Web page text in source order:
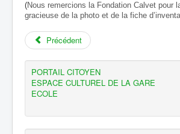
(Nous remercions la Fondation Calvet pour
gracieuse de la photo et de la fiche
Précédent
PORTAIL CITOYEN
ESPACE CULTUREL DE LA GARE
ECOLE